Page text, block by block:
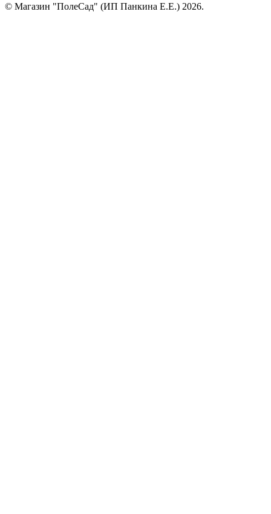
© Магазин "ПолеСад" (ИП Панкина Е.Е.) 2026.